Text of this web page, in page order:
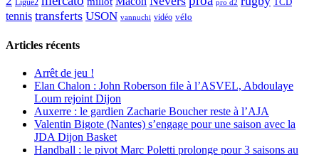
Ligue2 pro d2
tennis transferts USON vannuchi vidéo vélo
Articles récents
Arrêt de jeu !
Elan Chalon : John Roberson file à l’ASVEL, Abdoulaye
Loum rejoint Dijon
Auxerre : le gardien Zacharie Boucher reste à l’AJA
Valentin Bigote (Nantes) s’engage pour une saison avec la
JDA Dijon Basket
Handball : le pivot Marc Poletti prolonge pour 3 saisons au